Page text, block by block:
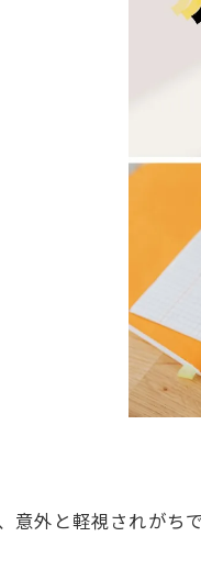
意外と軽視されがち